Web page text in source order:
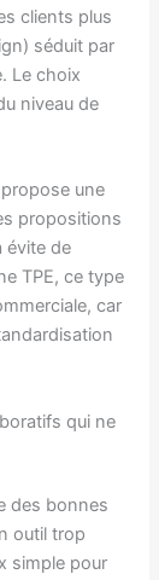
clients plus
séduit par
Le choix
niveau de
une
propositions
évite de
TPE, ce type
car
qui ne
des bonnes
outil trop
simple pour